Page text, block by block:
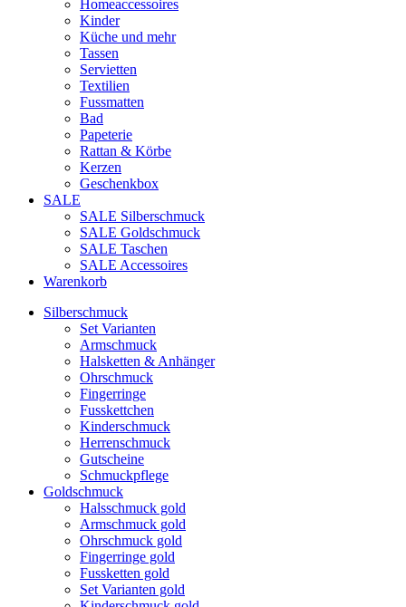
Homeaccessoires
Kinder
Küche und mehr
Tassen
Servietten
Textilien
Fussmatten
Bad
Papeterie
Rattan & Körbe
Kerzen
Geschenkbox
SALE
SALE Silberschmuck
SALE Goldschmuck
SALE Taschen
SALE Accessoires
Warenkorb
Silberschmuck
Set Varianten
Armschmuck
Halsketten & Anhänger
Ohrschmuck
Fingerringe
Fusskettchen
Kinderschmuck
Herrenschmuck
Gutscheine
Schmuckpflege
Goldschmuck
Halsschmuck gold
Armschmuck gold
Ohrschmuck gold
Fingerringe gold
Fussketten gold
Set Varianten gold